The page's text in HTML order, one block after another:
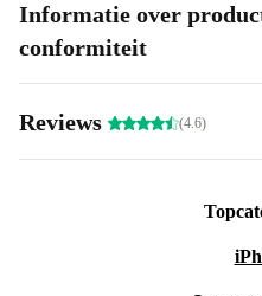
Informatie over
conformiteit
Reviews (4.6)